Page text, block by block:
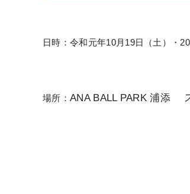
日時：令和元年10月19日（土）・
場所： ANA BALL PARK 浦添